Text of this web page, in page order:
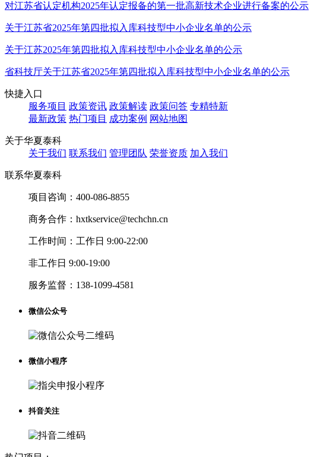
对江苏省认定机构2025年认定报备的第一批高新技术企业进行备案的公示
关于江苏省2025年第四批拟入库科技型中小企业名单的公示
关于江苏2025年第四批拟入库科技型中小企业名单的公示
省科技厅关于江苏省2025年第四批拟入库科技型中小企业名单的公示
快捷入口
服务项目 政策资讯 政策解读 政策问答 专精特新
最新政策 热门项目 成功案例 网站地图
关于华夏泰科
关于我们 联系我们 管理团队 荣誉资质 加入我们
联系华夏泰科
项目咨询： 400-086-8855
商务合作： hxtkservice@techchn.cn
工作时间： 工作日 9:00-22:00
非工作日 9:00-19:00
服务监督： 138-1099-4581
微信公众号
微信小程序
抖音关注